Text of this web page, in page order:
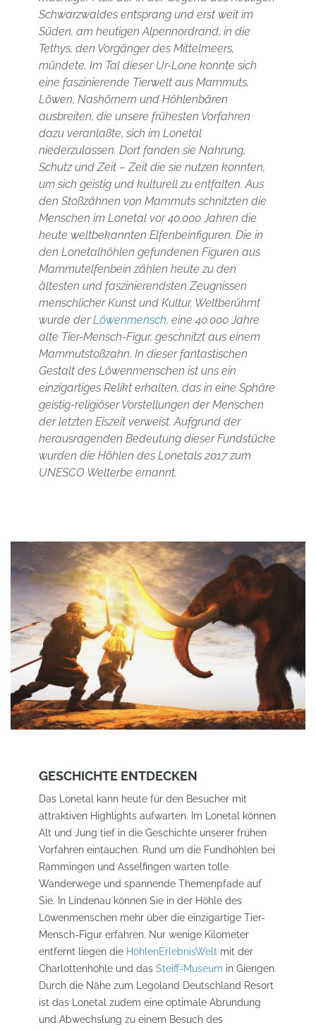
Schwarzwaldes entsprang und erst weit im
Süden, am heutigen Alpennordrand, in die
Tethys, den Vorgänger des Mittelmeers,
mündete. Im Tal dieser Ur-Lone konnte sich
eine faszinierende Tierwelt aus Mammuts,
Löwen, Nashörnern und Höhlenbären
ausbreiten, die unsere frühesten Vorfahren
dazu veranlaßte, sich im Lonetal
niederzulassen. Dort fanden sie Nahrung,
Schutz und Zeit – Zeit die sie nutzen konnten,
um sich geistig und kulturell zu entfalten. Aus
den Stoßzähnen von Mammuts schnitzten die
Menschen im Lonetal vor 40.000 Jahren die
heute weltbekannten Elfenbeinfiguren. Die in
den Lonetalhöhlen gefundenen Figuren aus
Mammutelfenbein zählen heute zu den
ältesten und faszinierendsten Zeugnissen
menschlicher Kunst und Kultur. Weltberühmt
wurde derLöwenmensch, eine 40.000 Jahre
alte Tier-Mensch-Figur, geschnitzt aus einem
Mammutstoßzahn. In dieser fantastischen
Gestalt des Löwenmenschen ist uns ein
einzigartiges Relikt erhalten, das in eine Sphäre
geistig-religiöser Vorstellungen der Menschen
der letzten Eiszeit verweist. Aufgrund der
herausragenden Bedeutung dieser Fundstücke
wurden die Höhlen des Lonetals 2017 zum
UNESCO Welterbe ernannt.
GESCHICHTE ENTDECKEN
Das Lonetal kann heute für den Besucher mit
attraktiven Highlights aufwarten. Im Lonetal können
Alt und Jung tief in die Geschichte unserer frühen
Vorfahren eintauchen. Rund um die Fundhöhlen bei
Rammingen und Asselfingen warten tolle
Wanderwege und spannende Themenpfade auf
Sie. In Lindenau können Sie in der Höhle des
Löwenmenschen mehr über die einzigartige Tier-
Mensch-Figur erfahren. Nur wenige Kilometer
entfernt liegen die HöhlenErlebnisWelt mit der
Charlottenhöhle und das Steiff-Museum in Giengen.
Durch die Nähe zum Legoland Deutschland Resort
ist das Lonetal zudem eine optimale Abrundung
und Abwechslung zu einem Besuch des